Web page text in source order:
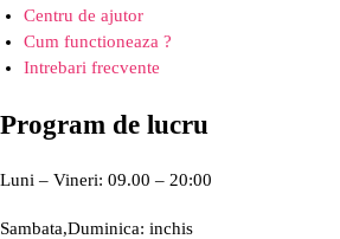
Centru de ajutor
Cum functioneaza ?
Intrebari frecvente
Program de lucru
Luni – Vineri: 09.00 – 20:00
Sambata,Duminica: inchis